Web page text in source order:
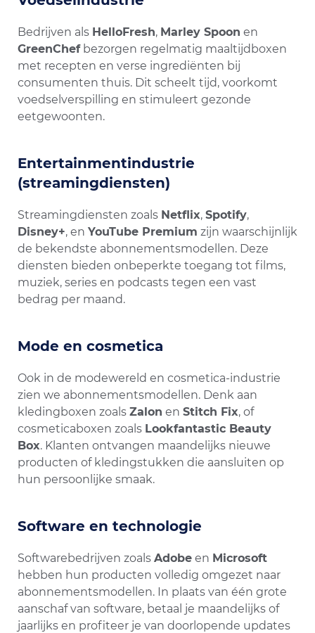
Bedrijven als HelloFresh, Marley Spoon en
GreenChefbezorgen regelmatig maaltijdboxen
met recepten en verse ingrediënten bij
consumenten thuis. Dit scheelt tijd, voorkomt
voedselverspilling en stimuleert gezonde
eetgewoonten.
Entertainmentindustrie
(streamingdiensten)
Streamingdiensten zoals Netflix, Spotify,
Disney+, en YouTube Premium zijn waarschijnlijk
de bekendste abonnementsmodellen. Deze
diensten bieden onbeperkte toegang tot films,
muziek, series en podcasts tegen een vast
bedrag per maand.
Mode en cosmetica
Ook in de modewereld en cosmetica-industrie
zien we abonnementsmodellen. Denk aan
kledingboxen zoals Zalon en Stitch Fix, of
cosmeticaboxen zoals Lookfantastic Beauty
Box. Klanten ontvangen maandelijks nieuwe
producten of kledingstukken die aansluiten op
hun persoonlijke smaak.
Software en technologie
Softwarebedrijven zoals Adobe en Microsoft
hebben hun producten volledig omgezet naar
abonnementsmodellen. In plaats van één grote
aanschaf van software, betaal je maandelijks of
jaarlijks en profiteer je van doorlopende updates